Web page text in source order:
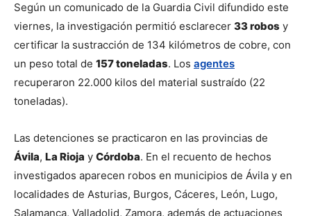
Según un comunicado de la Guardia Civil difundido este
viernes, la investigación permitió esclarecer 33 robos y
certificar la sustracción de 134 kilómetros de cobre, con
un peso total de 157 toneladas. Los agentes
recuperaron 22.000 kilos del material sustraído (22
toneladas).
Ávila, La Rioja y Córdoba. En el recuento de hechos
investigados aparecen robos en municipios de Ávila y en
localidades de Asturias, Burgos, Cáceres, León, Lugo,
Salamanca, Valladolid, Zamora, además de actuaciones